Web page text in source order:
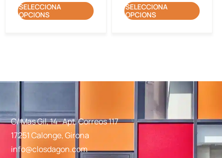
SELECCIONA
OPCIONS
SELECCIONA
OPCIONS
C/ Mas Gil, 14 · Apt. Correos 117
17251 Calonge, Girona
info@closdagon.com